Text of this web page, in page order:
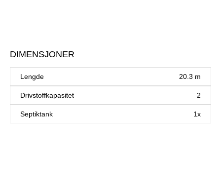
DIMENSJONER
Lengde 20.3 m
Drivstoffkapasitet 2
Septiktank 1x